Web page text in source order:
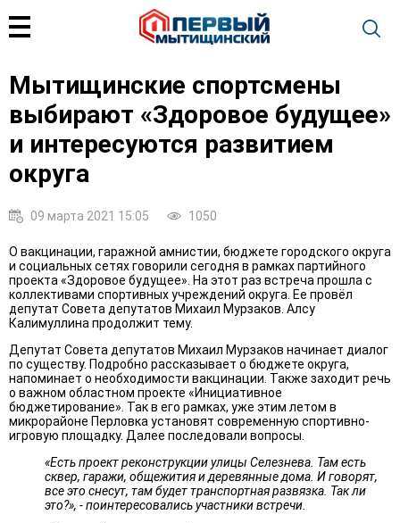
Мытищинские спортсмены
выбирают «Здоровое будущее»
и интересуются развитием
округа
09 марта 2021 15:05 1050
О вакцинации, гаражной амнистии, бюджете городского округа
и социальных сетях говорили сегодня в рамках партийного
проекта «Здоровое будущее». На этот раз встреча прошла с
коллективами спортивных учреждений округа. Ее провёл
депутат Совета депутатов Михаил Мурзаков. Алсу
Калимуллина продолжит тему.
Депутат Совета депутатов Михаил Мурзаков начинает диалог
по существу. Подробно рассказывает о бюджете округа,
напоминает о необходимости вакцинации. Также заходит речь
о важном областном проекте «Инициативное
бюджетирование». Так в его рамках, уже этим летом в
микрорайоне Перловка установят современную спортивно-
игровую площадку. Далее последовали вопросы.
«Есть проект реконструкции улицы Селезнева. Там есть
сквер, гаражи, общежития и деревянные дома. И говорят,
все это снесут, там будет транспортная развязка. Так ли
это?», - поинтересовались участники встречи.